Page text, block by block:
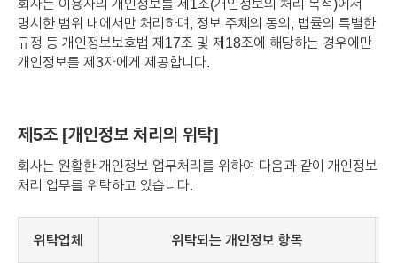
명시한 범위 내에서만 처리하며, 정보 주체의 동의, 법률의 특별한
규정 등 개인정보보호법 제17조 및 제18조에 해당하는 경우에만
개인정보를 제3자에게 제공합니다.
제5조 [개인정보 처리의 위탁]
회사는 원활한 개인정보 업무처리를 위하여 다음과 같이 개인정보
처리 업무를 위탁하고 있습니다.
위탁업체 위탁되는 개인정보 항목